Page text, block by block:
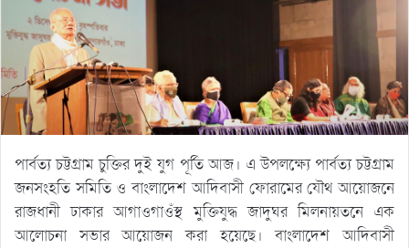
পার্বত্য চট্টগ্রাম চুক্তির দুই যুগ পূর্তি আজ। এ উপলক্ষ্যে পার্বত্য চট্টগ্রাম
জনসংহতি সমিতি ও বাংলাদেশ আদিবাসী ফোরামের যৌথ আয়োজনে
রাজধানী ঢাকার আগাওগাওঁস্থ মুক্তিযুদ্ধ জাদুঘর মিলনায়তনে এক
আলোচনা সভার আয়োজন করা হয়েছে। বাংলাদেশ আদিবাসী